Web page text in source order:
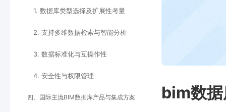
1. 数据库类型选择及扩展性考量
2. 支持多维数据检索与智能分析
3. 数据标准化与互操作性
4. 安全性与权限管理
四、国际主流BIM数据库产品与集成方案 bim数